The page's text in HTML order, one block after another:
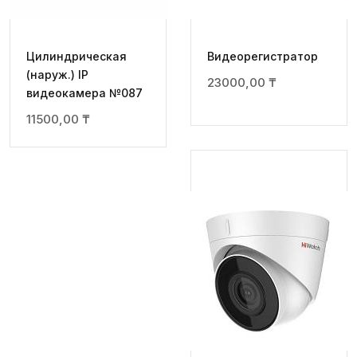
Цилиндрическая
(наруж.) IP
видеокамера №087
11500,00 ₸
Видеорегистратор
23000,00 ₸